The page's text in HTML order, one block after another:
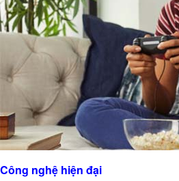
Công nghệ hiện đại